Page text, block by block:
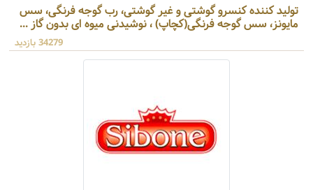
تولید کننده کنسرو گوشتی و غیر گوشتی، رب گوجه فرنگی، سس
مایونز، سس گوجه فرنگی(کچاپ) ، نوشیدنی میوه ای بدون گاز ...
34279 بازدید